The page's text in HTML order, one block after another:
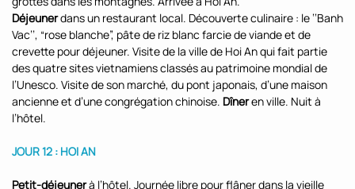
Déjeunerdans un restaurant local. Découverte culinaire : le ‘‘Banh
Vac’’, “rose blanche”, pâte de riz blanc farcie de viande et de
crevette pour déjeuner. Visite de la ville de Hoi An qui fait partie
des quatre sites vietnamiens classés au patrimoine mondial de
l’Unesco. Visite de son marché, du pont japonais, d’une maison
ancienne et d’une congrégation chinoise. Dîneren ville. Nuit à
l’hôtel.
JOUR 12 : HOI AN
Petit-déjeunerà l’hôtel. Journée libre pour flâner dans la vieille